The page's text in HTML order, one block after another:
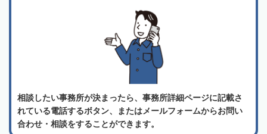
相談したい事務所が決まったら、事務所詳細ページに記載さ
れている電話するボタン、またはメールフォームからお問い
合わせ・相談をすることができます。